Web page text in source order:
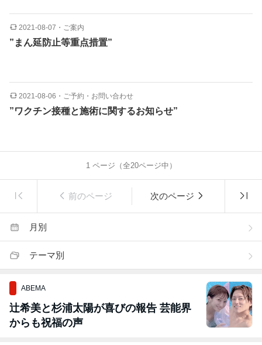
2021-08-07 ・ ご案内
”まん延防止等重点措置”
2021-08-06 ・ ご予約・お問い合わせ
”ワクチン接種と施術に関するお知らせ”
1ページ（全20ページ中）
前のページ 次のページ
月別
テーマ別
ABEMA
辻希美と杉浦太陽が喜びの報告 芸能界
からも祝福の声